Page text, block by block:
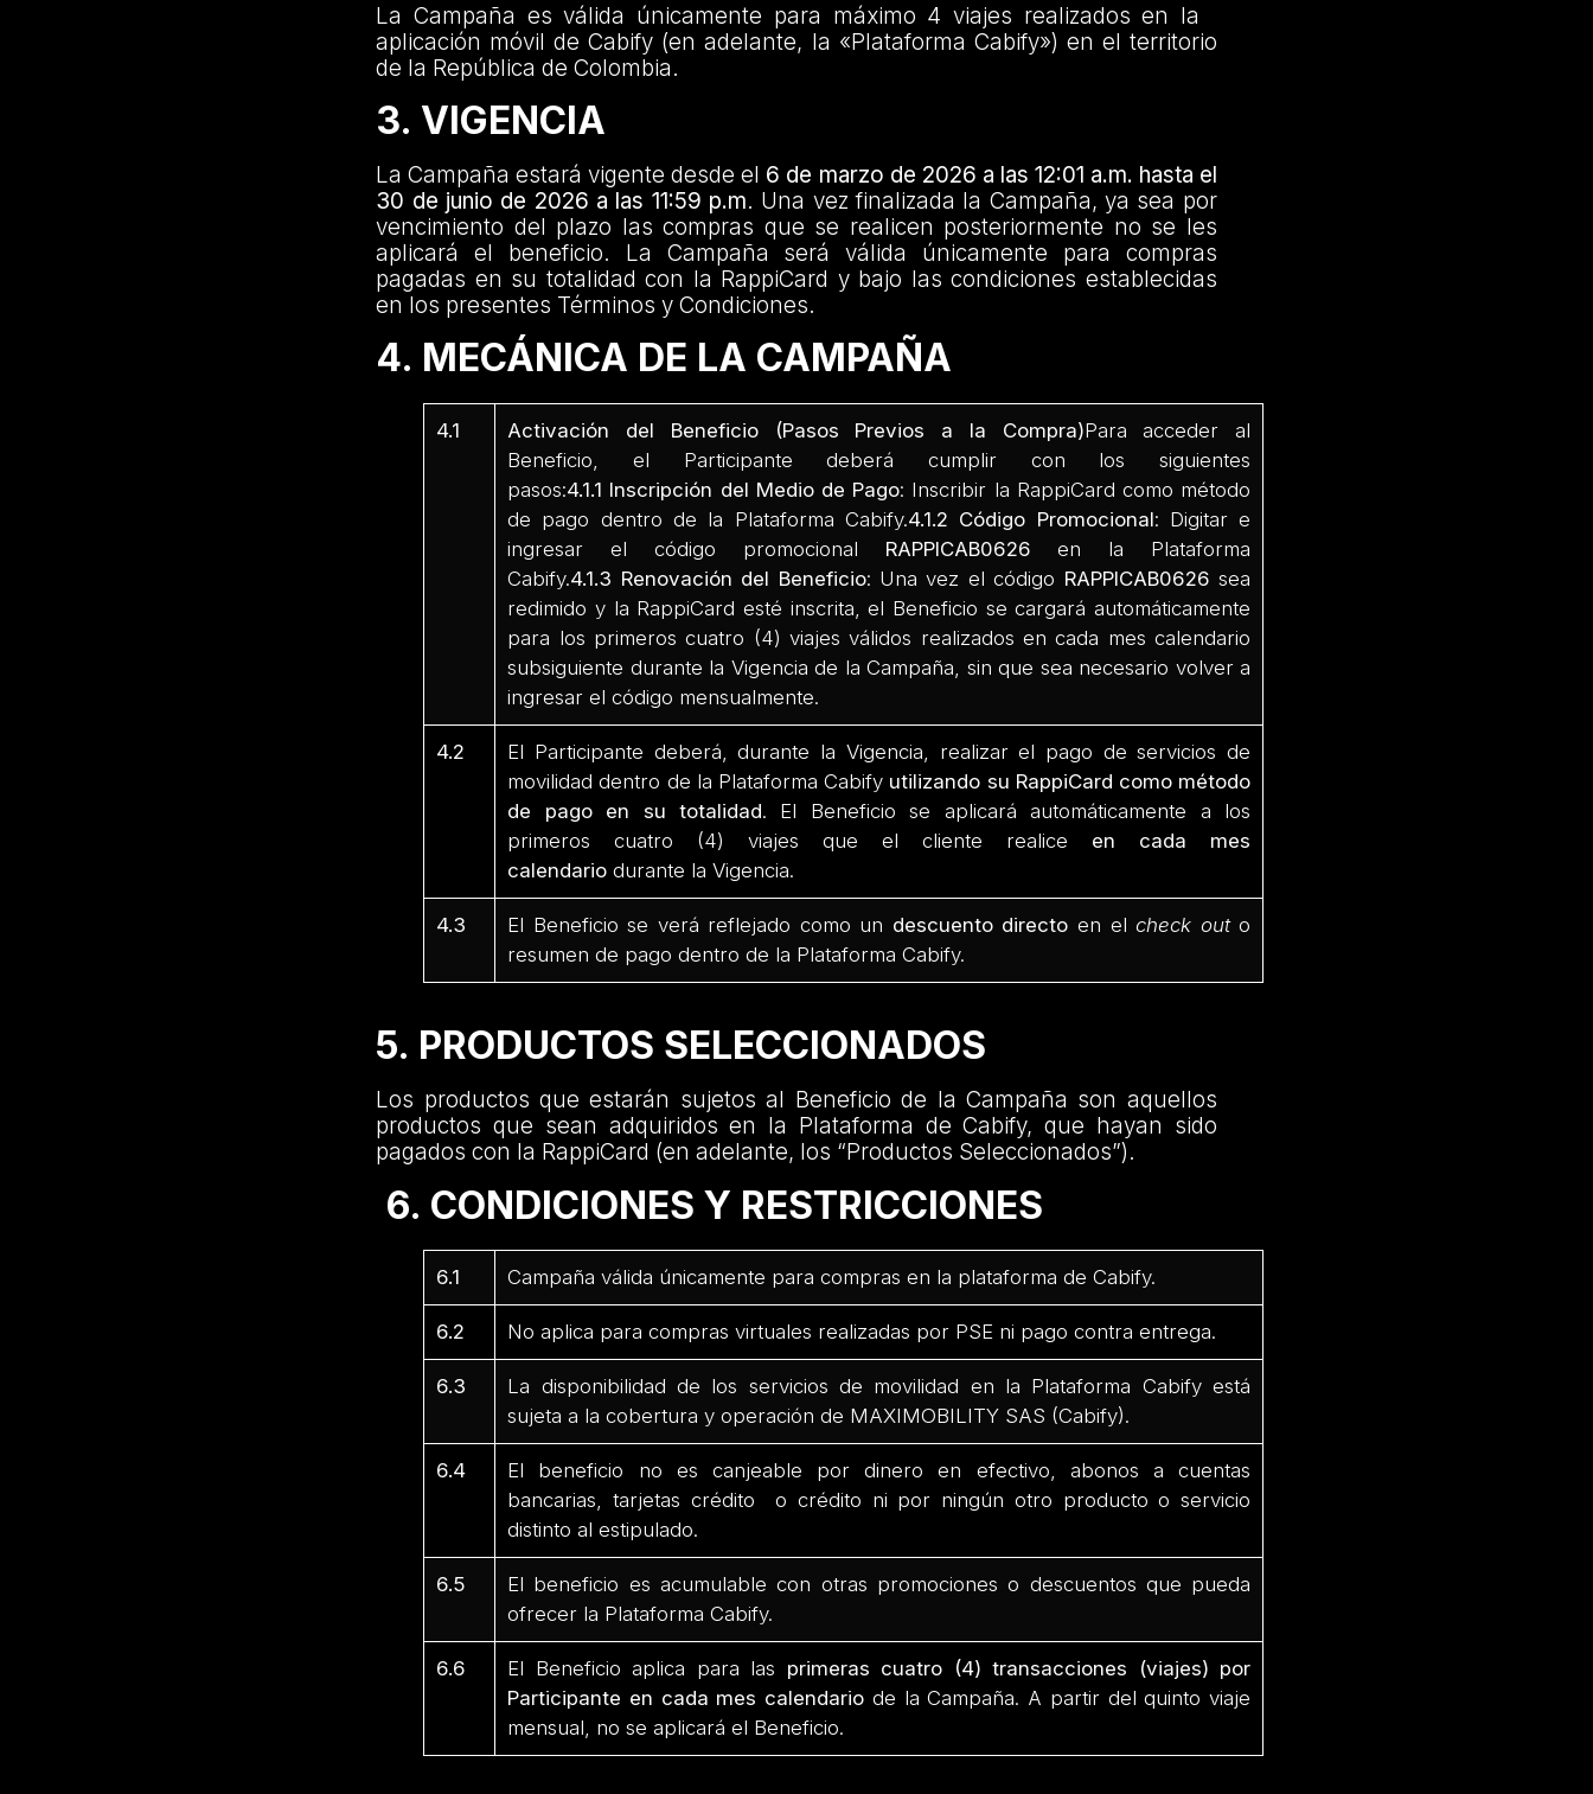
La Campaña es válida únicamente para máximo 4 viajes realizados en la
aplicación móvil de Cabify (en adelante, la «Plataforma Cabify») en el territorio
de la República de Colombia.
3. VIGENCIA
La Campaña estará vigente desde el 6 de marzo de 2026 a las 12:01 a.m. hasta el
30 de junio de 2026 a las 11:59 p.m. Una vez finalizada la Campaña, ya sea por
vencimiento del plazo las compras que se realicen posteriormente no se les
aplicará el beneficio. La Campaña será válida únicamente para compras
pagadas en su totalidad con la RappiCard y bajo las condiciones establecidas
en los presentes Términos y Condiciones.
4. MECÁNICA DE LA CAMPAÑA
4.1 Activación del Beneficio (Pasos Previos a la Compra)Para acceder al
Beneficio, el Participante deberá cumplir con los siguientes
pasos:4.1.1 Inscripción del Medio de Pago: Inscribir la RappiCard como método
de pago dentro de la Plataforma Cabify.4.1.2 Código Promocional: Digitar e
ingresar el código promocional RAPPICAB0626 en la Plataforma
Cabify.4.1.3 Renovación del Beneficio: Una vez el código RAPPICAB0626 sea
redimido y la RappiCard esté inscrita, el Beneficio se cargará automáticamente
para los primeros cuatro (4) viajes válidos realizados en cada mes calendario
subsiguiente durante la Vigencia de la Campaña, sin que sea necesario volver a
ingresar el código mensualmente.
4.2
El Participante deberá, durante la Vigencia, realizar el pago de servicios de
movilidad dentro de la Plataforma Cabify utilizando su RappiCard como método
de pago en su totalidad. El Beneficio se aplicará automáticamente a los
primeros cuatro (4) viajes que el cliente realice en cada mes
calendario durante la Vigencia.
4.3 El Beneficio se verá reflejado como un descuento directo en elcheck outo
resumen de pago dentro de la Plataforma Cabify.
5. PRODUCTOS SELECCIONADOS
Los productos que estarán sujetos al Beneficio de la Campaña son aquellos
productos que sean adquiridos en la Plataforma de Cabify, que hayan sido
pagados con la RappiCard (en adelante, los “Productos Seleccionados”).
6. CONDICIONES Y RESTRICCIONES
6.1 Campaña válida únicamente para compras en la plataforma de Cabify.
6.2 No aplica para compras virtuales realizadas por PSE ni pago contra entrega.
6.3
La disponibilidad de los servicios de movilidad en la Plataforma Cabify está
sujeta a la cobertura y operación de MAXIMOBILITY SAS (Cabify).
6.4
El beneficio no es canjeable por dinero en efectivo, abonos a cuentas
bancarias, tarjetas crédito o crédito ni por ningún otro producto o servicio
distinto al estipulado.
6.5
El beneficio es acumulable con otras promociones o descuentos que pueda
ofrecer la Plataforma Cabify.
6.6 El Beneficio aplica para las primeras cuatro (4) transacciones (viajes) por
Participante en cada mes calendario de la Campaña. A partir del quinto viaje
mensual, no se aplicará el Beneficio.